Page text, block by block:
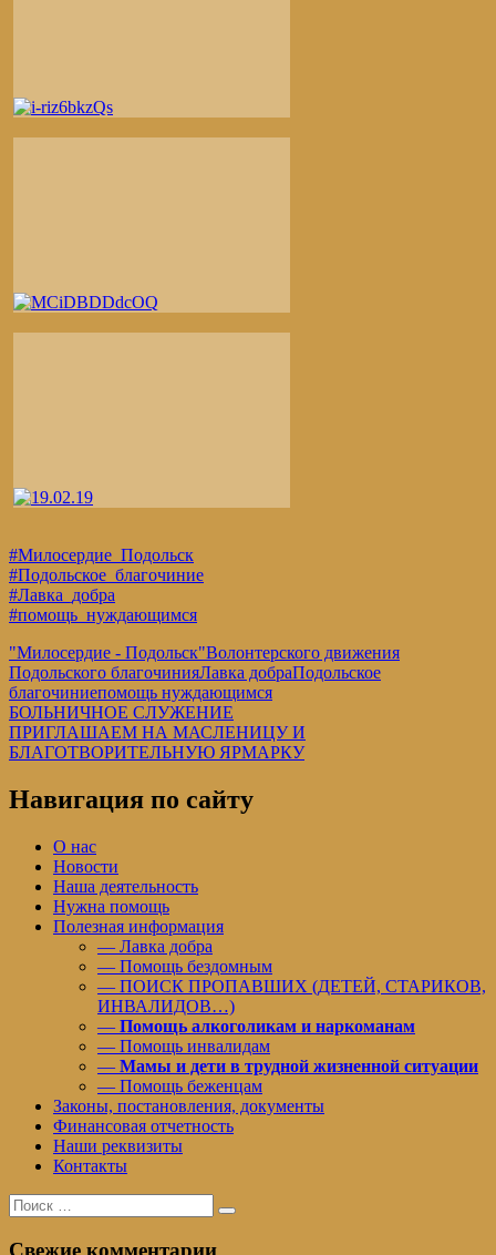
#Милосердие_Подольск
#Подольское_благочиние
#Лавка_добра
#помощь_нуждающимся
"Милосердие - Подольск"Волонтерского движения
Подольского благочинияЛавка добраПодольское
благочиниепомощь нуждающимся
Навигация
по
Предыдущая
запись:
БОЛЬНИЧНОЕ СЛУЖЕНИЕ
Следующая
запись:
ПРИГЛАШАЕМ НА МАСЛЕНИЦУ И
БЛАГОТВОРИТЕЛЬНУЮ ЯРМАРКУ
Навигация по сайту
О нас
Новости
Наша деятельность
Нужна помощь
Полезная информация
— Лавка добра
— Помощь бездомным
— ПОИСК ПРОПАВШИХ (ДЕТЕЙ, СТАРИКОВ,
ИНВАЛИДОВ…)
— Помощь алкоголикам и наркоманам
— Помощь инвалидам
— Мамы и дети в трудной жизненной ситуации
— Помощь беженцам
Законы, постановления, документы
Финансовая отчетность
Наши реквизиты
Контакты
Поиск
для:
Поиск
Свежие комментарии